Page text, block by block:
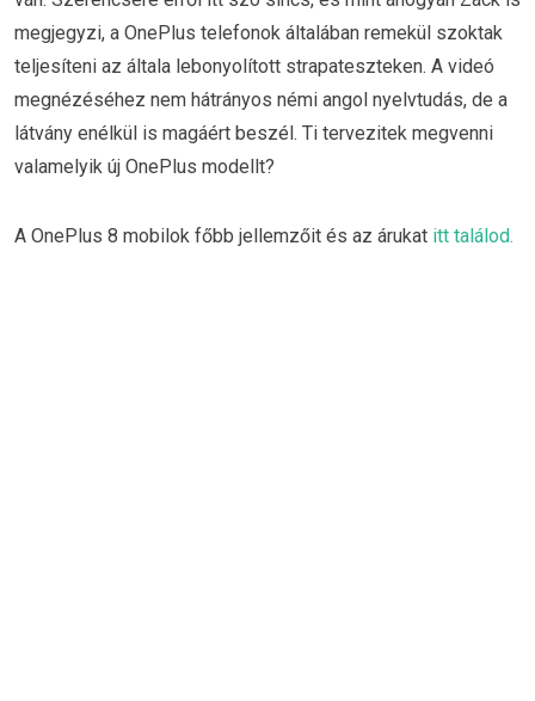
megjegyzi, a OnePlus telefonok általában remekül szoktak
teljesíteni az általa lebonyolított strapateszteken. A videó
megnézéséhez nem hátrányos némi angol nyelvtudás, de a
látvány enélkül is magáért beszél. Ti tervezitek megvenni
valamelyik új OnePlus modellt?
A OnePlus 8 mobilok főbb jellemzőit és az árukat itt találod.